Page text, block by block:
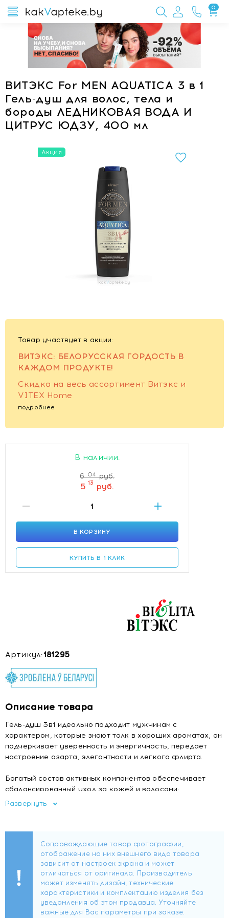
0
ВИТЭКС For MEN AQUATICA 3 в 1
Гель-душ для волос, тела и
бороды ЛЕДНИКОВАЯ ВОДА И
ЦИТРУС ЮДЗУ, 400 мл
Акция
Товар участвует в акции:
ВИТЭКС: БЕЛОРУССКАЯ ГОРДОСТЬ В
КАЖДОМ ПРОДУКТЕ!
Cкидка на весь ассортимент Витэкс и
VITEX Home
подробнее
В наличии.
6 04 руб.
5 13 руб.
В КОРЗИНУ
КУПИТЬ В 1 КЛИК
Артикул:181295
Описание товара
Гель-душ 3в1 идеально подходит мужчинам с
характером, которые знают толк в хороших ароматах, он
подчеркивает уверенность и энергичность, передает
настроение азарта, элегантности и легкого флирта.
Богатый состав активных компонентов обеспечивает
сбалансированный уход за кожей и волосами:
Флорапон франжипани питает и укрепляет кожу и
волосы, тонизирует, снимает раздражение, ускоряет
процессы регенерации.
Аллантоин увлажняет и восстанавливает, способствует
устранению перхоти.
Развернуть